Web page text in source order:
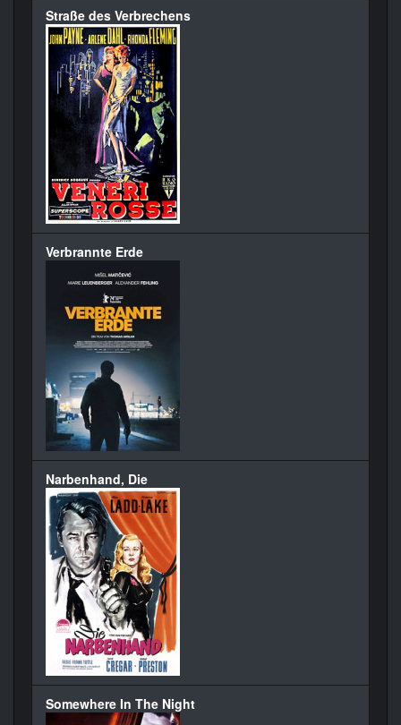
Straße des Verbrechens
Verbrannte Erde
Narbenhand, Die
Somewhere In The Night